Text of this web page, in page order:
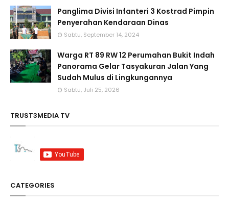
Panglima Divisi Infanteri 3 Kostrad Pimpin
Penyerahan Kendaraan Dinas
Sabtu, September 14, 2024
Warga RT 89 RW 12 Perumahan Bukit Indah
Panorama Gelar Tasyakuran Jalan Yang
Sudah Mulus di Lingkungannya
Sabtu, Juli 25, 2026
TRUST3MEDIA TV
CATEGORIES